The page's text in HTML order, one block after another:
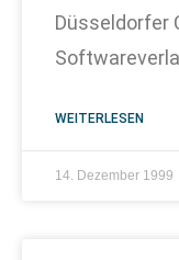
Düsseldorfer
WEITERLESEN
14. Dezember 1999